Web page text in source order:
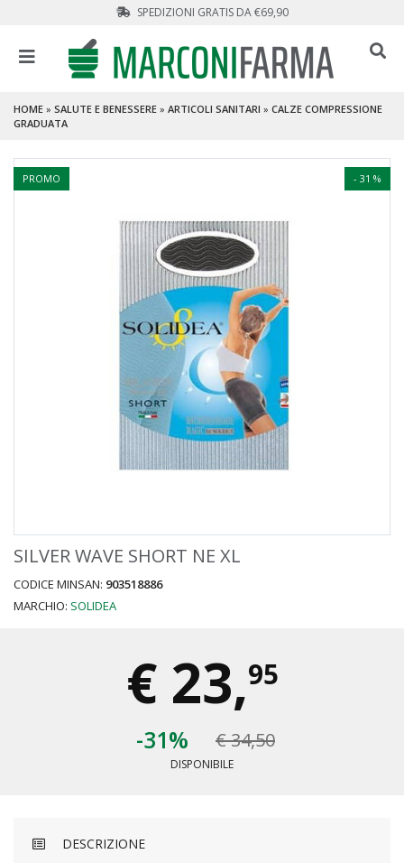
SPEDIZIONI GRATIS DA €69,90
HOME » SALUTE E BENESSERE » ARTICOLI SANITARI » CALZE COMPRESSIONE
GRADUATA
- 31 %
PROMO
SILVER WAVE SHORT NE XL
CODICE MINSAN: 903518886
MARCHIO: SOLIDEA
€ 23,95
-31% € 34,50
DISPONIBILE
DESCRIZIONE